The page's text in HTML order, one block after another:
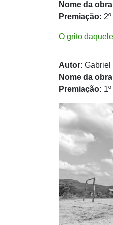
Nome da
Premiação:
O grito
Autor: Gabriel
Nome da
Premiação: